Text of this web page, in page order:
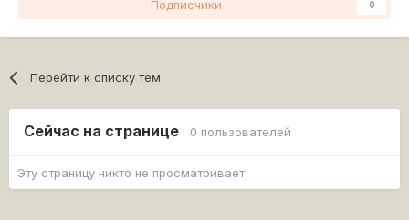
Подписчики 0
Перейти к списку тем
Сейчас на странице 0 пользователей
Эту страницу никто не просматривает.